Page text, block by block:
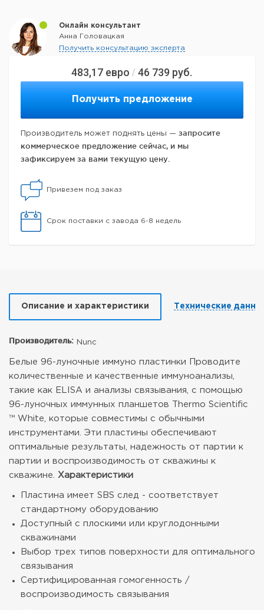
483,17 евро / 46 739 руб.
Получить предложение
Производитель может поднять цены — запросите
коммерческое предложение сейчас, и мы
зафиксируем за вами текущую цену.
Привезем под заказ
Срок поставки с завода 6-8 недель
Онлайн консультант
Анна Головацкая
Получить консультацию эксперта
Описание и характеристики Технические
Производитель: Nunc
Белые 96-луночные иммуно пластинки
Проводите
количественные и качественные иммуноанализы,
такие как ELISA и анализы связывания, с помощью
96-луночных иммунных планшетов Thermo Scientific
™ White, которые совместимы с обычными
инструментами. Эти пластины обеспечивают
оптимальные результаты, надежность от партии к
партии и воспроизводимость от скважины к
скважине.
Характеристики
Пластина имеет SBS след - соответствует
стандартному оборудованию
Доступный с плоскими или круглодонными
скважинами
Выбор трех типов поверхности для оптимального
связывания
Сертифицированная гомогенность /
воспроизводимость связывания